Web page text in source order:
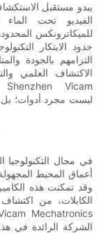
يبدو مستقبل
الفيديو تحت
للميكاترونكس
حدود الابتكار
التزامهم بالجودة
الاكتشاف العلمي
في مجال
أعماق المحيط
وقد تمكنت هذه
الكابلات، من